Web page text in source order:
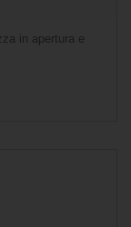
in apertura e